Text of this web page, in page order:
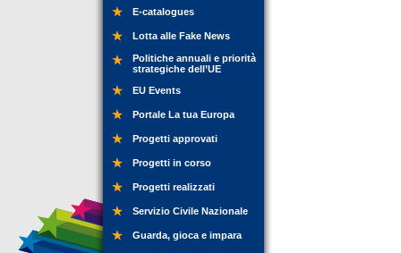
E-catalogues
Lotta alle Fake News
Politiche annuali e priorità
strategiche dell’UE
EU Events
Portale La tua Europa
Progetti approvati
Progetti in corso
Progetti realizzati
Servizio Civile Nazionale
Guarda, gioca e impara